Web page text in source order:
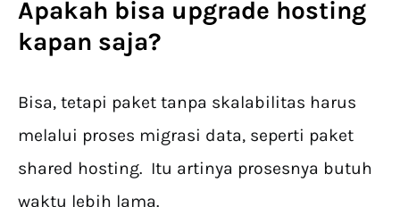
Apakah bisa upgrade hosting
kapan saja?
Bisa, tetapi paket tanpa skalabilitas harus
melalui proses migrasi data, seperti paket
shared hosting. Itu artinya prosesnya butuh
waktu lebih lama.